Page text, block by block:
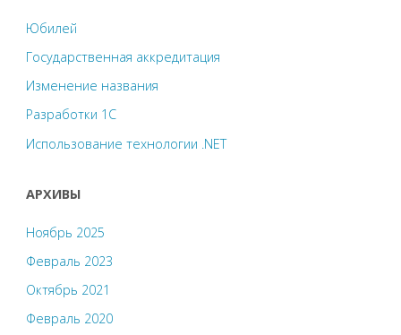
Юбилей
Государственная аккредитация
Изменение названия
Разработки 1С
Использование технологии .NET
АРХИВЫ
Ноябрь 2025
Февраль 2023
Октябрь 2021
Февраль 2020